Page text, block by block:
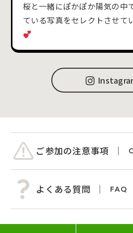
桜と一緒にぽかぽか陽気の中
ている写真をセレクトさせて
ご参加の注意事項
よくある質問 FAQ